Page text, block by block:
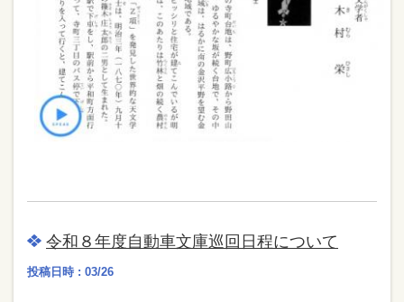
令和８年度自動車文庫巡回日程について
投稿日時 : 03/26